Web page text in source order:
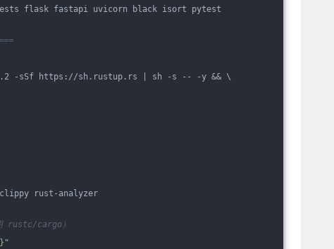
flask fastapi uvicorn black isort pytest
-sSf https://sh.rustup.rs | sh -s -- -y && \
rust-analyzer
rustc/cargo）